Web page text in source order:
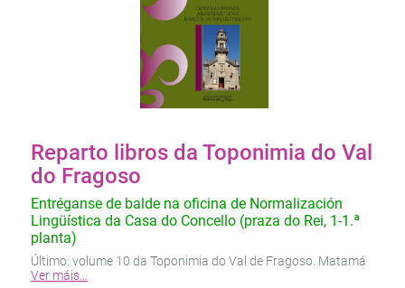
Reparto libros da Toponimia do Val
do Fragoso
Entréganse de balde na oficina de Normalización
Lingüística da Casa do Concello (praza do Rei, 1-1.ª
planta)
Último: volume 10 da Toponimia do Val de Fragoso. Matamá
Ver máis…